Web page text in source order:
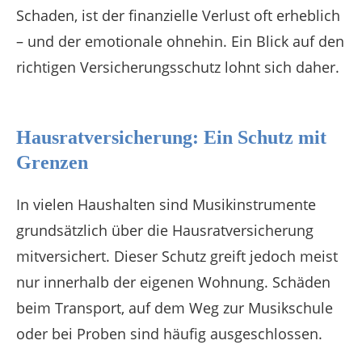
Schaden, ist der finanzielle Verlust oft erheblich
– und der emotionale ohnehin. Ein Blick auf den
richtigen Versicherungsschutz lohnt sich daher.
Hausratversicherung: Ein Schutz mit
Grenzen
In vielen Haushalten sind Musikinstrumente
grundsätzlich über die Hausratversicherung
mitversichert. Dieser Schutz greift jedoch meist
nur innerhalb der eigenen Wohnung. Schäden
beim Transport, auf dem Weg zur Musikschule
oder bei Proben sind häufig ausgeschlossen.